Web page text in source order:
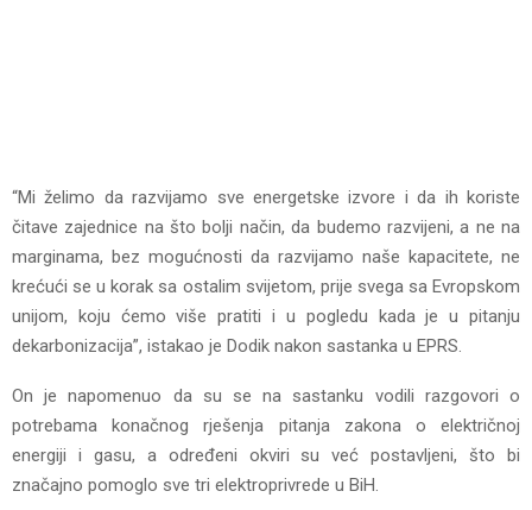
“Mi želimo da razvijamo sve energetske izvore i da ih koriste
čitave zajednice na što bolji način, da budemo razvijeni, a ne na
marginama, bez mogućnosti da razvijamo naše kapacitete, ne
krećući se u korak sa ostalim svijetom, prije svega sa Evropskom
unijom, koju ćemo više pratiti i u pogledu kada je u pitanju
dekarbonizacija”, istakao je Dodik nakon sastanka u EPRS.
On je napomenuo da su se na sastanku vodili razgovori o
potrebama konačnog rješenja pitanja zakona o električnoj
energiji i gasu, a određeni okviri su već postavljeni, što bi
značajno pomoglo sve tri elektroprivrede u BiH.